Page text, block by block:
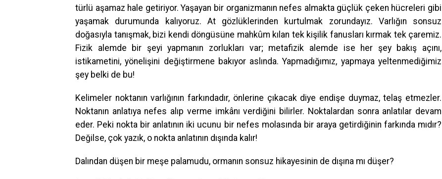
türlü aşamaz hale getiriyor. Yaşayan bir organizmanın nefes almakta güçlük çeken hücreleri gibi
yaşamak durumunda kalıyoruz. At gözlüklerinden kurtulmak zorundayız. Varlığın sonsuz
doğasıyla tanışmak, bizi kendi döngüsüne mahkûm kılan tek kişilik fanusları kırmak tek çaremiz.
Fizik alemde bir şeyi yapmanın zorlukları var; metafizik alemde ise her şey bakış açını,
istikametini, yönelişini değiştirmene bakıyor aslında. Yapmadığımız, yapmaya yeltenmediğimiz
şey belki de bu!
Kelimeler noktanın varlığının farkındadır, önlerine çıkacak diye endişe duymaz, telaş etmezler.
Noktanın anlatıya nefes alıp verme imkânı verdiğini bilirler. Noktalardan sonra anlatılar devam
eder. Peki nokta bir anlatının iki ucunu bir nefes molasında bir araya getirdiğinin farkında mıdır?
Değilse, çok yazık, o nokta anlatının dışında kalır!
Dalından düşen bir meşe palamudu, ormanın sonsuz hikayesinin de dışına mı düşer?